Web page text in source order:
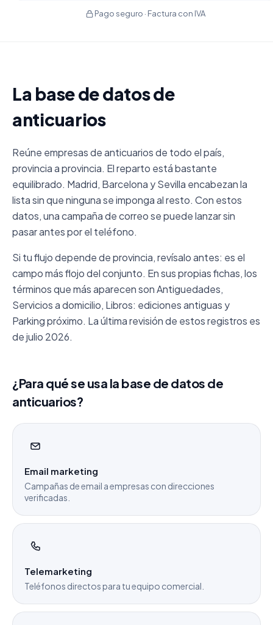
Pago seguro · Factura con IVA
La base de datos de
anticuarios
Reúne empresas de anticuarios de todo el país,
provincia a provincia. El reparto está bastante
equilibrado. Madrid, Barcelona y Sevilla encabezan la
lista sin que ninguna se imponga al resto. Con estos
datos, una campaña de correo se puede lanzar sin
pasar antes por el teléfono.
Si tu flujo depende de provincia, revísalo antes: es el
campo más flojo del conjunto. En sus propias fichas, los
términos que más aparecen son Antiguedades,
Servicios a domicilio, Libros: ediciones antiguas y
Parking próximo. La última revisión de estos registros es
de julio 2026.
¿Para qué se usa la base de datos de
anticuarios?
Email marketing
Campañas de email a empresas con direcciones
verificadas.
Telemarketing
Teléfonos directos para tu equipo comercial.